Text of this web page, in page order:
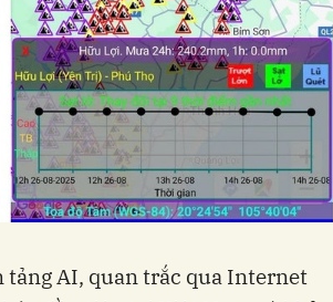
tảng AI, quan trắc qua Internet